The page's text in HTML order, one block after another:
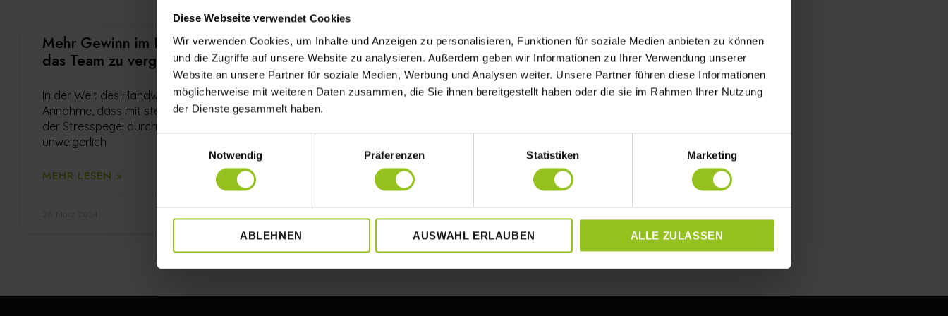
Diese Webseite verwendet Cookies
Wir verwenden Cookies, um Inhalte und Anzeigen zu personalisieren, Funktionen für soziale Medien anbieten zu können
und die Zugriffe auf unsere Website zu analysieren. Außerdem geben wir Informationen zu Ihrer Verwendung unserer
Website an unsere Partner für soziale Medien, Werbung und Analysen weiter. Unsere Partner führen diese Informationen
möglicherweise mit weiteren Daten zusammen, die Sie ihnen bereitgestellt haben oder die sie im Rahmen Ihrer Nutzung
der Dienste gesammelt haben.
Notwendig
Präferenzen Statistiken Marketing
ABLEHNEN AUSWAHL ERLAUBEN ALLE ZULASSEN
Mehr Gewinn im Handwerk – Ohne
das Team zu vergrößern
In der Welt des Handwerks herrscht oft die
Annahme, dass mit steigendem Gewinn auch
der Stresspegel durch mehr Mitarbeiter
unweigerlich
MEHR LESEN »